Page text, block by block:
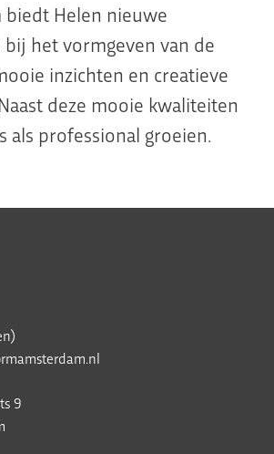
biedt Helen nieuwe
het vormgeven van de
inzichten en creatieve
deze mooie kwaliteiten
als professional groeien.
9